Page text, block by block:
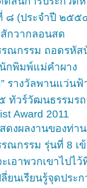
๘ (ประจำปี ๒๕๕
กวากลอนสด
รณกรรม ถอดรหั
กพิมพ์แม่คำผาง
” รางวัลพานแว่นฟ้
ทัวร์วัฒนธรรมรถ
Award 2011
ดงผลงานของท่า
รณกรรม รุ่นที่ 8 เ
เอาพวกเขาไปไว้
ยนเรียนรู้จุดประ